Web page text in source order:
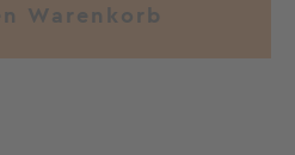
Warenkorb